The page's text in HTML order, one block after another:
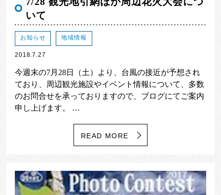
いて
お知らせ 地域情報
2018.7.27
今週末の7月28日（土）より、台風の接近が予想され
ており、周辺観光施設やイベント情報について、多数
のお問合せを承っておりますので、ブログにてご案内
申し上げます。 …
READ MORE